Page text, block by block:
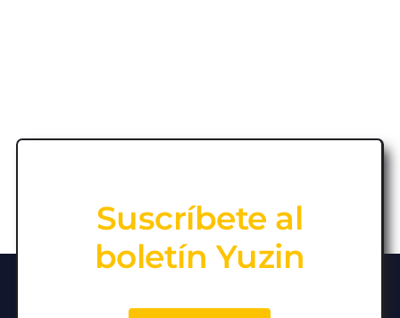
Suscríbete al
boletín Yuzin